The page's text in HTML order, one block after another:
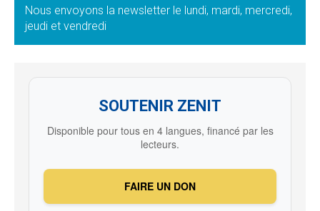
Nous envoyons la newsletter le lundi, mardi, mercredi,
jeudi et vendredi
SOUTENIR ZENIT
Disponible pour tous en 4 langues, financé par les
lecteurs.
FAIRE UN DON